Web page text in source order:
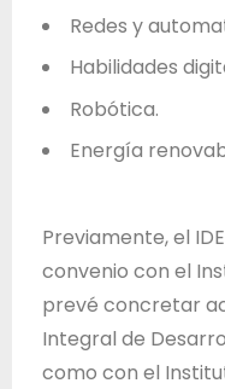
Redes y
Habilidades
Robótica.
Energía
Previamente, el
convenio con el
prevé concretar
Integral de
como con el